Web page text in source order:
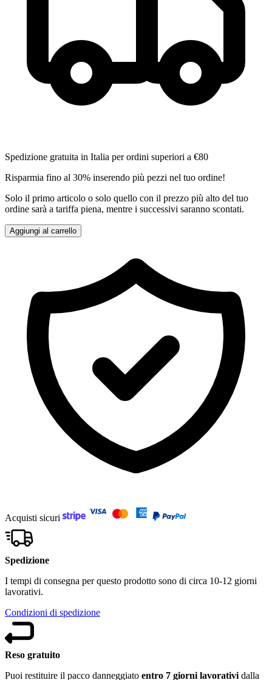
Spedizione gratuita in Italia per ordini superiori a €80
Risparmia fino al 30% inserendo più pezzi nel tuo ordine!
Solo il primo articolo o solo quello con il prezzo più alto del tuo
ordine sarà a tariffa piena, mentre i successivi saranno scontati.
Aggiungi al carrello
Acquisti sicuri
Spedizione
I tempi di consegna per questo prodotto sono di circa 10-12 giorni
lavorativi.
Condizioni di spedizione
Reso gratuito
Puoi restituire il pacco danneggiato entro 7 giorni lavorativi dalla